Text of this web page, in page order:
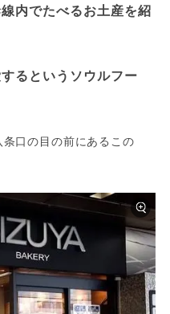
内でたべるお土産を紹
るというソウルフー
口の目の前にあるこの